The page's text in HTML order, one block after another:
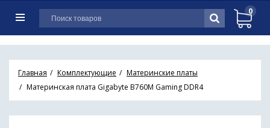
0
Главная Комплектующие
Материнские платы
Материнская плата Gigabyte B760M Gaming DDR4